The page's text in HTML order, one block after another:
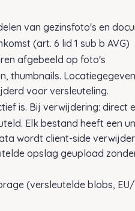
van gezinsfoto's en
(art. 6 lid 1 sub b AVG)
afgebeeld op foto's
thumbnails.
voor versleuteling.
is. Bij verwijdering: direct
Elk bestand heeft een
wordt client-side
opslag geupload
(versleutelde blobs,